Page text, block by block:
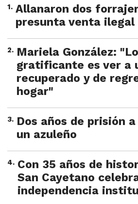
1. Allanaron dos
presunta venta ilegal
2. Mariela González:
gratificante es ver a
recuperado y de
hogar"
3. Dos años de prisión
un azuleño
4. Con 35 años de
San Cayetano
independencia